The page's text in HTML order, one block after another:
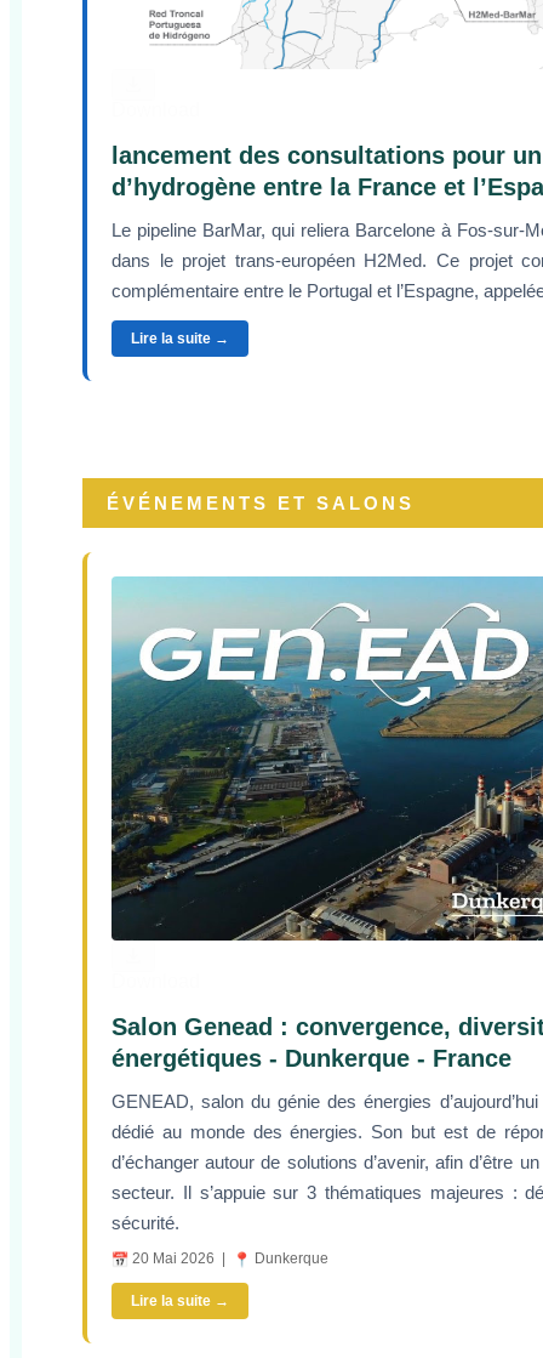
lancement des consultations pour
d’hydrogène entre la France et
Le pipeline BarMar, qui reliera Barcelone à Fos-sur-
dans le projet trans-européen H2Med. Ce projet
complémentaire entre le Portugal et l’Espagne,
Lire la suite →
ÉVÉNEMENTS ET SALONS
Salon Genead : convergence,
énergétiques - Dunkerque - France
GENEAD, salon du génie des énergies
dédié au monde des énergies. Son but est de
d’échanger autour de solutions d’avenir, afin d’être
secteur. Il s’appuie sur 3 thématiques majeures :
sécurité.
20 Mai 2026 | Dunkerque
Lire la suite →